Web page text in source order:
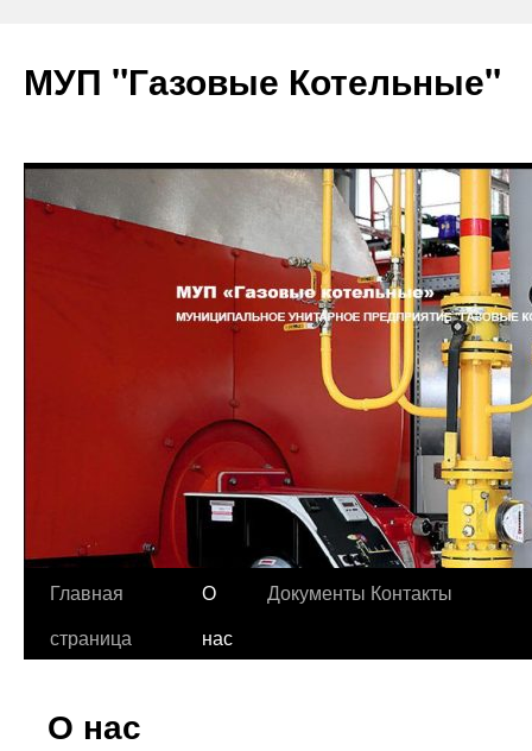
содержимому
МУП "Газовые Котельные"
Главная
страница
О
нас
Документы Контакты
О нас